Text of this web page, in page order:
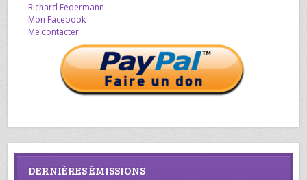
Richard Federmann
Mon Facebook
Me contacter
DERNIÈRES ÉMISSIONS